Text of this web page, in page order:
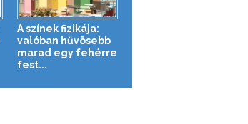
A színek fizikája:
valóban hűvösebb
marad egy fehérre
fest...